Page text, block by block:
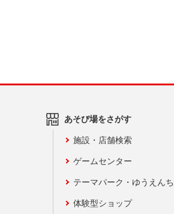
あそび場をさがす
施設・店舗検索
ゲームセンター
テーマパーク・ゆうえんち
体験型ショップ